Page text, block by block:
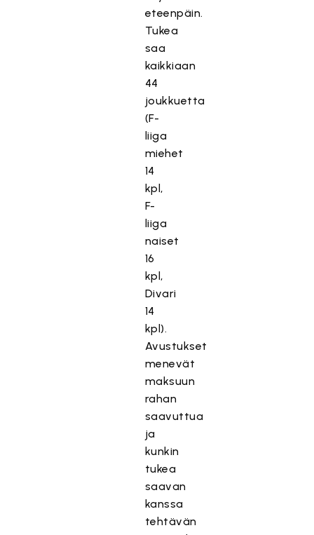
eteenpäin.
Tukea
saa
kaikkiaan
44
joukkuetta
(F-
liiga
miehet
14
kpl,
F-
liiga
naiset
16
kpl,
Divari
14
kpl).
Avustukset
menevät
maksuun
rahan
saavuttua
ja
kunkin
tukea
saavan
kanssa
tehtävän